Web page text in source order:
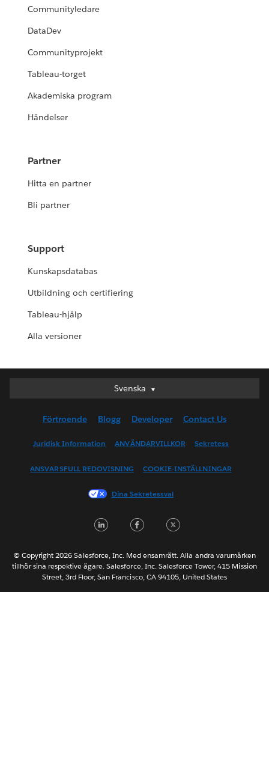
Communityledare
DataDev
Communityprojekt
Tableau-torget
Akademiska program
Händelser
Partner
Hitta en partner
Bli partner
Support
Kunskapsdatabas
Utbildning och certifiering
Tableau-hjälp
Alla versioner
Svenska
Svenska
English (UK)
English (US)
Français (Canada)
Français (France)
日本語
Nederlands
Português
Förtroende Blogg Developer Contact Us
Juridisk Information ANVÄNDARVILLKOR Sekretess
ANSVARSFULL REDOVISNING COOKIE-INSTÄLLNINGAR
Dina Sekretessval
LinkedInFacebook
© Copyright 2026 Salesforce, Inc. Med ensamrätt. Alla andra varumärken
tillhör sina respektive ägare. Salesforce, Inc. Salesforce Tower, 415 Mission
Street, 3rd Floor, San Francisco, CA 94105, United States